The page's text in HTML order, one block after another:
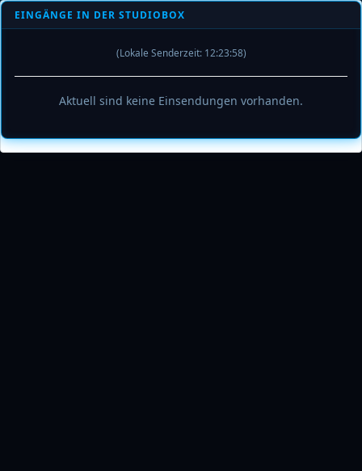
EINGÄNGE IN DER STUDIOBOX
(Lokale Senderzeit: 12:23:58)
Aktuell sind keine Einsendungen vorhanden.